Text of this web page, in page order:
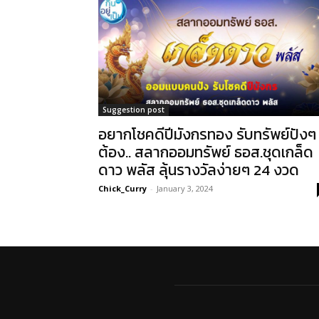
Suggestion post
อยากโชคดีปีมังกรทอง รับทรัพย์ปังๆ
ต้อง.. สลากออมทรัพย์ ธอส.ชุดเกล็ด
ดาว พลัส ลุ้นรางวัลง่ายๆ 24 งวด
Chick_Curry - January 3, 2024